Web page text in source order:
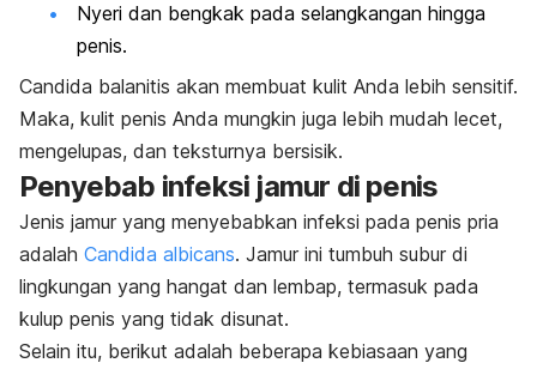
Nyeri dan bengkak pada selangkangan hingga
penis.
Candida balanitis akan membuat kulit Anda lebih sensitif.
Maka, kulit penis Anda mungkin juga lebih mudah lecet,
mengelupas, dan teksturnya bersisik.
Penyebab infeksi jamur di penis
Jenis jamur yang menyebabkan infeksi pada penis pria
adalah Candida albicans. Jamur ini tumbuh subur di
lingkungan yang hangat dan lembap, termasuk pada
kulup penis yang tidak disunat.
Selain itu, berikut adalah beberapa kebiasaan yang